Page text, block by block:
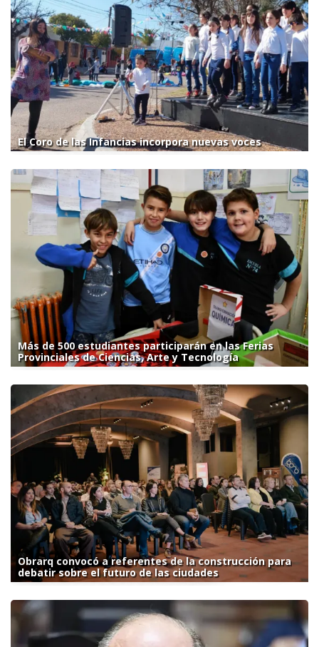
El Coro de las Infancias incorpora nuevas voces
Más de 500 estudiantes participarán en las Ferias
Provinciales de Ciencias, Arte y Tecnología
Obrarq convocó a referentes de la construcción para
debatir sobre el futuro de las ciudades